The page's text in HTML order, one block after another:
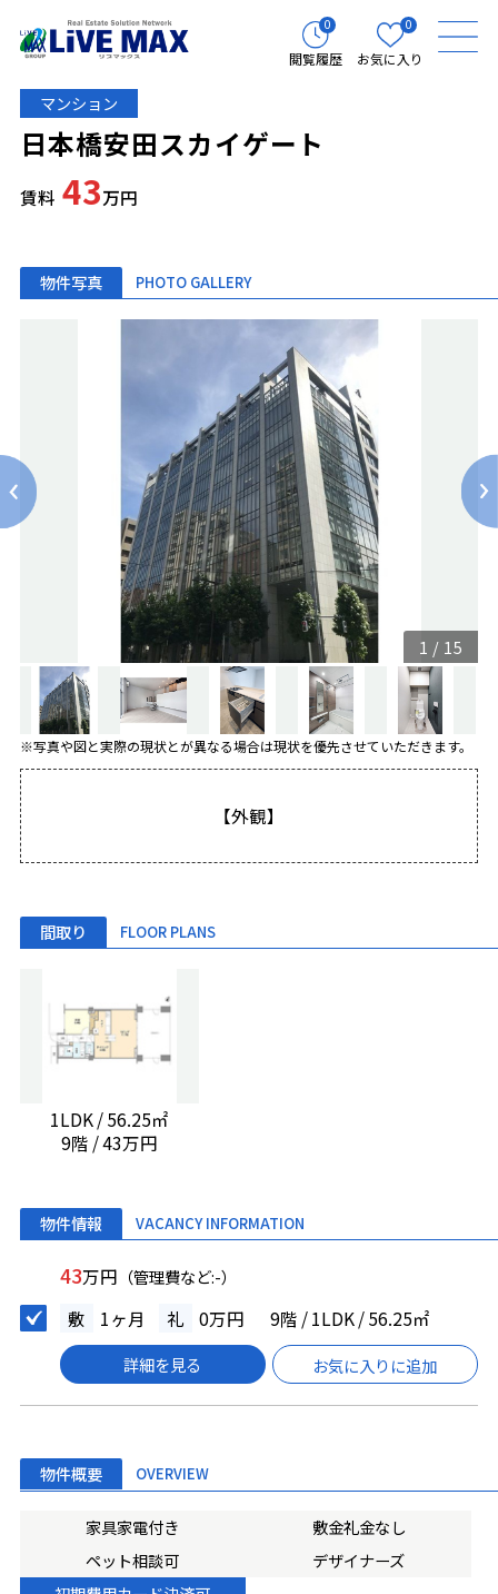
0
閲覧履歴
0
お気に入り
マンション
日本橋安田スカイゲート
賃料 43万円
物件写真 PHOTO GALLERY
1 / 15
※写真や図と実際の現状とが異なる場合は現状を優先させていただきます。
【外観】
間取り FLOOR PLANS
1LDK / 56.25㎡
9階 / 43万円
物件情報 VACANCY INFORMATION
43万円 （管理費など:-）
敷 1ヶ月 礼 0万円 9階 / 1LDK / 56.25㎡
詳細を見る お気に入りに追加
物件概要 OVERVIEW
家具家電付き
敷金礼金なし
ペット相談可
デザイナーズ